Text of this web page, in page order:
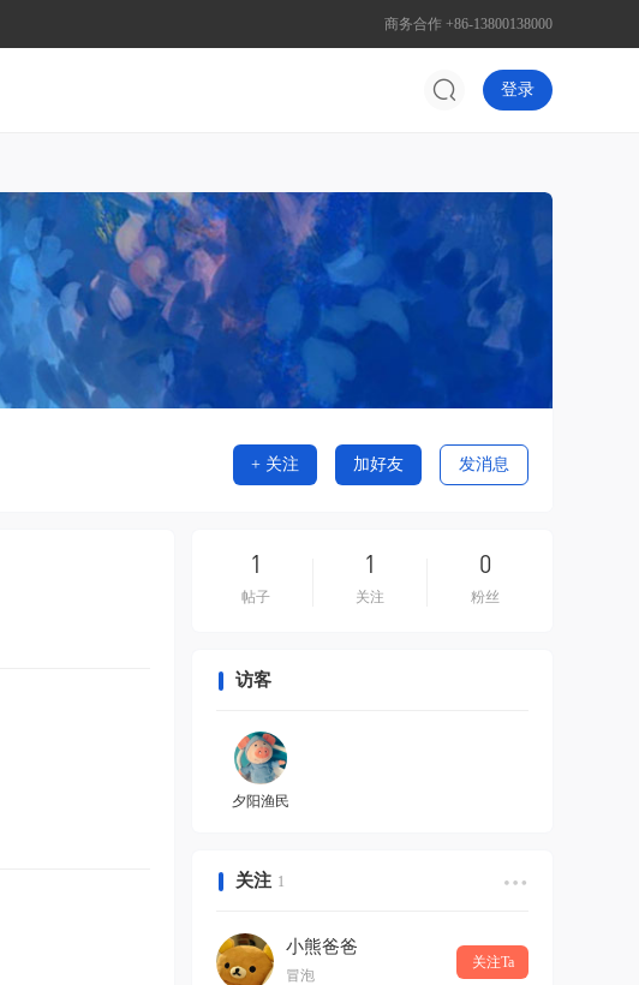
商务合作 +86-13800138000
登录
+ 关注 加好友 发消息
1
帖子
1
关注
0
粉丝
访客
夕阳渔民
关注 1
关注Ta
小熊爸爸
冒泡